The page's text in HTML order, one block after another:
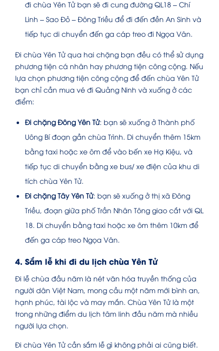
đi chùa Yên Tử bạn sẽ đi cung đường QL18 – Chí
Linh – Sao Đỏ – Đông Triều để đi đến đền An Sinh và
tiếp tục di chuyển đến ga cáp treo đi Ngọa Vân.
Đi chùa Yên Tử qua hai chặng bạn đều có thể sử dụng
phương tiện cá nhân hay phương tiện công cộng. Nếu
lựa chọn phương tiện công cộng để đến chùa Yên Tử
bạn chỉ cần mua vé đi Quảng Ninh và xuống ở các
điểm:
Đi chặng Đông Yên Tử: bạn sẽ xuống ở Thành phố
Uông Bí đoạn gần chùa Trình. Di chuyển thêm 15km
bằng taxi hoặc xe ôm để vào bến xe Hạ Kiệu, và
tiếp tục di chuyển bằng xe bus/ xe điện của khu di
tích chùa Yên Tử.
Đi chặng Tây Yên Tử: bạn sẽ xuống ở thị xã Đông
Triều, đoạn giữa phố Trần Nhân Tông giao cắt với QL
18. Di chuyển bằng taxi hoặc xe ôm thêm 10km để
đến ga cáp treo Ngọa Vân.
4. Sắm lễ khi đi du lịch chùa Yên Tử
Đi lễ chùa đầu năm là nét văn hóa truyền thống của
người dân Việt Nam, mong cầu một năm mới bình an,
hạnh phúc, tài lộc và may mắn. Chùa Yên Tử là một
trong những điểm du lịch tâm linh đầu năm mà nhiều
người lựa chọn.
Đi chùa Yên Tử cần sắm lễ gì không phải ai cũng biết.